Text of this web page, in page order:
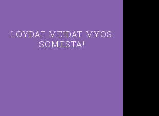
LÖYDÄT MEIDÄT MYÖS
SOMESTA!